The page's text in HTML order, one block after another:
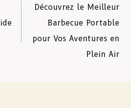
Découvrez le Meilleur
Barbecue Portable
pour Vos Aventures en
Plein Air